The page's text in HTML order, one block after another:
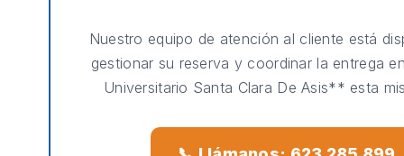
Nuestro equipo de atención al cliente está
gestionar su reserva y coordinar la entrega
Universitario Santa Clara De Asis** esta